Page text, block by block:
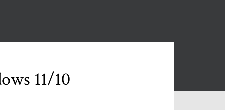
11/10